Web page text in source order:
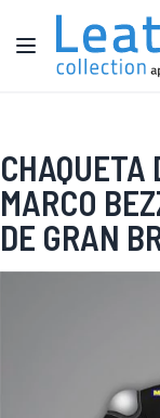
Ir al contenido
Toggle Nav
CHAQUETA
MARCO
DE GRAN